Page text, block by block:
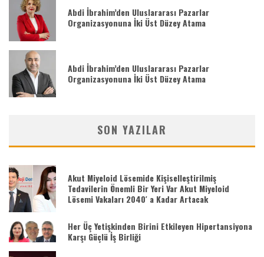
Abdi İbrahim’den Uluslararası Pazarlar
Organizasyonuna İki Üst Düzey Atama
Abdi İbrahim’den Uluslararası Pazarlar
Organizasyonuna İki Üst Düzey Atama
SON YAZILAR
Akut Miyeloid Lösemide Kişiselleştirilmiş
Tedavilerin Önemli Bir Yeri Var Akut Miyeloid
Lösemi Vakaları 2040′ a Kadar Artacak
Her Üç Yetişkinden Birini Etkileyen Hipertansiyona
Karşı Güçlü İş Birliği